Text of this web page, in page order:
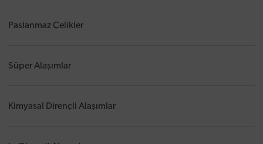
Paslanmaz Çelikler
Süper Alaşımlar
Kimyasal Dirençli Alaşımlar